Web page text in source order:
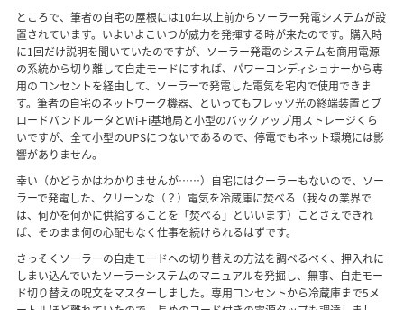
ところで、筆者の自宅の屋根には10年以上前からソーラー発電システムが設
置されています。いよいよこいつが威力を発揮する時が来たのです。購入時
に1回だけ説明を聞いていたのですが、ソーラー発電のシステムを商用電源
の系統から切り離して自走モードにすれば、パワーコンディショナーから専
用のコンセントを経由して、ソーラーで発電した電気を宅内で使用できま
す。筆者の自宅のネットワーク機器、といってもフレッツ光の終端装置とブ
ロードバンドルータとWi-Fi基地局と小型のバックアップ用ストレージくら
いですが、全て小型のUPSにつないであるので、停電でもネット環境には影
響がありません。
幸い（かどうかはわかりませんが……）自宅にはクーラーもないので、ソー
ラーで発電した、クリーンな（？）電気を冷蔵庫に焚べる（我々の業界で
は、何かを何かに供給することを「焚べる」といいます）ことさえできれ
ば、そのまま何の心配もなく仕事を続けられるはずです。
さっそくソーラーの自走モードへの切り替えの方法を調べるべく、押入れに
しまい込んでいたソーラーシステムのマニュアルを発掘し、無事、自走モー
ド切り替えの呪文をマスターしました。専用コンセントから冷蔵庫まで5メ